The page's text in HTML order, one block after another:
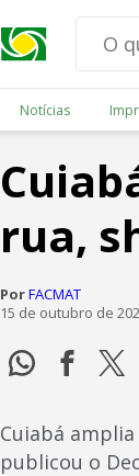
Notícias
rua,
PorFACMAT
15 de outubro de
Cuiabá
publicou o